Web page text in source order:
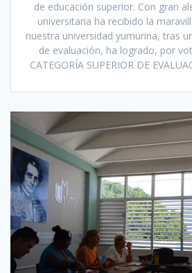
de educación superior. Con gran
universitaria ha recibido la
nuestra universidad yumurina, tras
de evaluación, ha logrado, por
CATEGORÍA SUPERIOR DE